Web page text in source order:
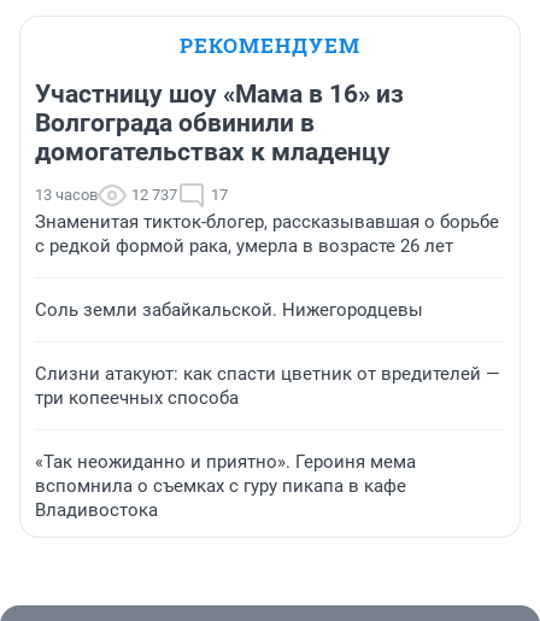
РЕКОМЕНДУЕМ
Участницу шоу «Мама в 16» из
Волгограда обвинили в
домогательствах к младенцу
13 часов 12 737 17
Знаменитая тикток-блогер, рассказывавшая о борьбе
с редкой формой рака, умерла в возрасте 26 лет
Соль земли забайкальской. Нижегородцевы
Слизни атакуют: как спасти цветник от вредителей —
три копеечных способа
«Так неожиданно и приятно». Героиня мема
вспомнила о съемках с гуру пикапа в кафе
Владивостока